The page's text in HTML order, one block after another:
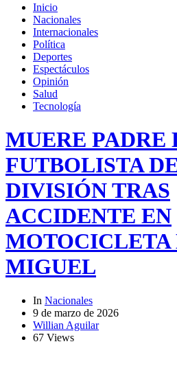
Inicio
Nacionales
Internacionales
Política
Deportes
Espectáculos
Opinión
Salud
Tecnología
MUERE PADRE
FUTBOLISTA
DIVISIÓN TRAS
ACCIDENTE EN
MOTOCICLETA
MIGUEL
In Nacionales
9 de marzo de 2026
Willian Aguilar
67 Views